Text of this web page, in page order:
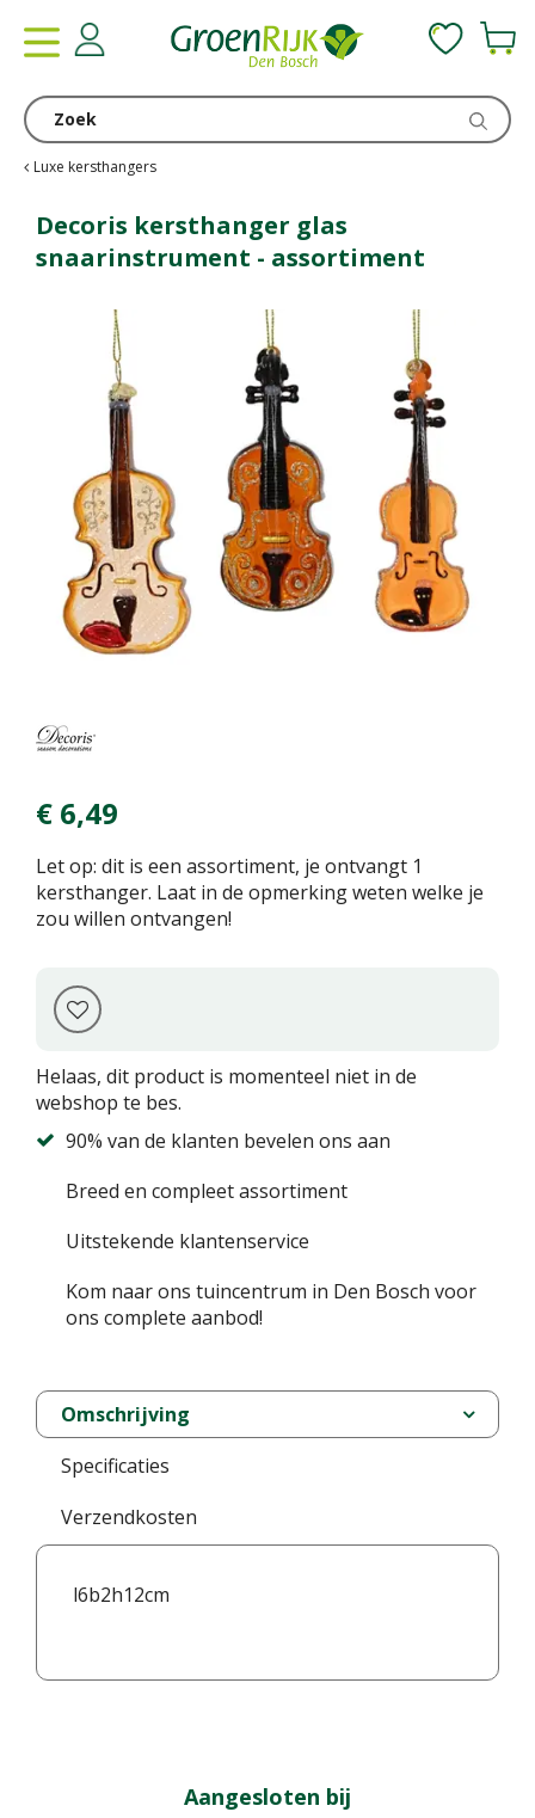
Luxe kersthangers
Decoris kersthanger glas
snaarinstrument - assortiment
€ 6,49
Let op: dit is een assortiment, je ontvangt 1
kersthanger. Laat in de opmerking weten welke je
zou willen ontvangen!
Helaas, dit product is momenteel niet in de
webshop te bes.
90% van de klanten bevelen ons aan
Breed en compleet assortiment
Uitstekende klantenservice
Kom naar ons tuincentrum in Den Bosch voor
ons complete aanbod!
Omschrijving
Specificaties
Verzendkosten
l6b2h12cm
Aangesloten bij